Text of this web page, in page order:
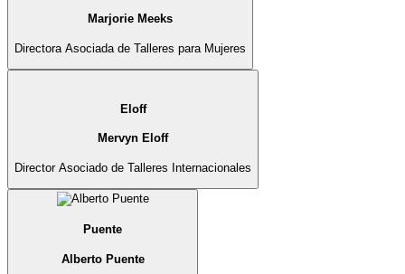
Marjorie Meeks
Directora Asociada de Talleres para Mujeres
Eloff
Mervyn Eloff
Director Asociado de Talleres Internacionales
Puente
Alberto Puente